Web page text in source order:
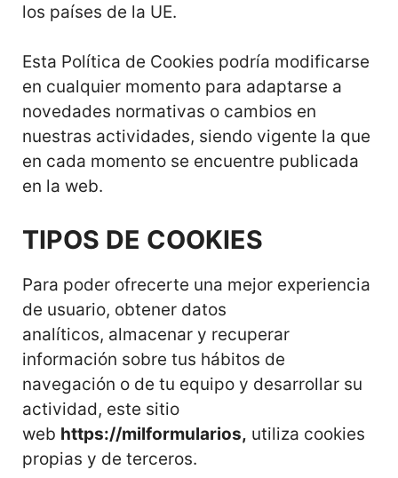
los países de la UE.
Esta Política de Cookies podría modificarse
en cualquier momento para adaptarse a
novedades normativas o cambios en
nuestras actividades, siendo vigente la que
en cada momento se encuentre publicada
en la web.
TIPOS DE COOKIES
Para poder ofrecerte una mejor experiencia
de usuario, obtener datos
analíticos, almacenar y recuperar
información sobre tus hábitos de
navegación o de tu equipo y desarrollar su
actividad, este sitio
web https://milformularios, utiliza cookies
propias y de terceros.